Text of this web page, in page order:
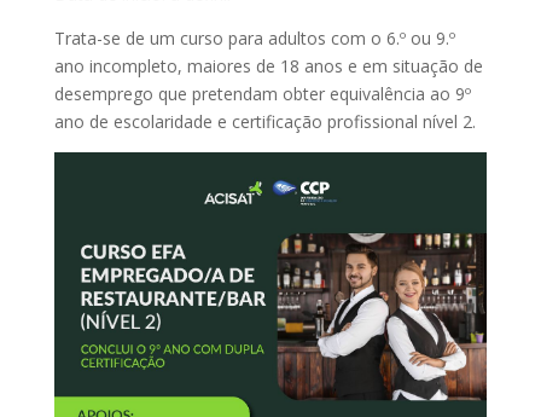
Trata-se de um curso para adultos com o 6.º ou 9.º
ano incompleto, maiores de 18 anos e em situação de
desemprego que pretendam obter equivalência ao 9º
ano de escolaridade e certificação profissional nível 2.